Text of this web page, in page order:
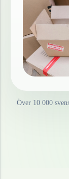
Över 10 000